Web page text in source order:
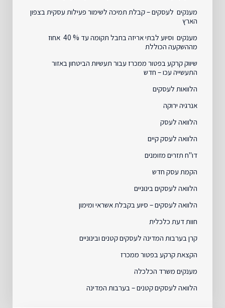
מענקים לעסקים – קבלת תמיכה לשימור פעילות עסקית בצפון
הארץ
מענקים וסיוע לבתי אריזה בחבל תקומה עד % 40 אחוז
מההשקעה הכוללת
שיווק קרקע בפטור ממכרז עבור תעשיות הביטחון באזור
התעשייה עכו – חדש
הלוואות לעסקים
אנרגיה ירוקה
הלוואה לעסק
הלוואה לעסק קיים
דו"ח תזרים מזומנים
הקמת עסק חדש
הלוואה לעסקים בינוניים
הלוואה לעסקים – סיוע בקבלת אשראי ומימון
חוות דעת כלכלית
קרן בערבות המדינה לעסקים קטנים ובינוניים
הקצאת קרקע בפטור ממכרז
מענקים משרד הכלכלה
הלוואה לעסקים קטנים – בערבות המדינה